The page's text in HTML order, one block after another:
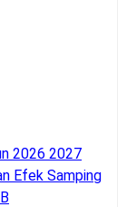
2026 2027
Efek Samping